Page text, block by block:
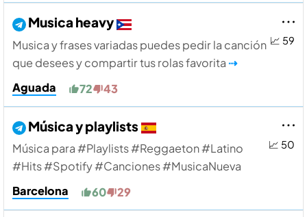
📈 59
Musica heavy
Musica y frases variadas puedes pedir la canción
que desees y compartir tus rolas favorita ⇢
Aguada
72 43
📈 50
Música y playlists
Música para #Playlists #Reggaeton #Latino
#Hits #Spotify #Canciones #MusicaNueva
Barcelona
60 29